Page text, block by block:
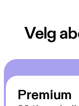
Velg
Premium